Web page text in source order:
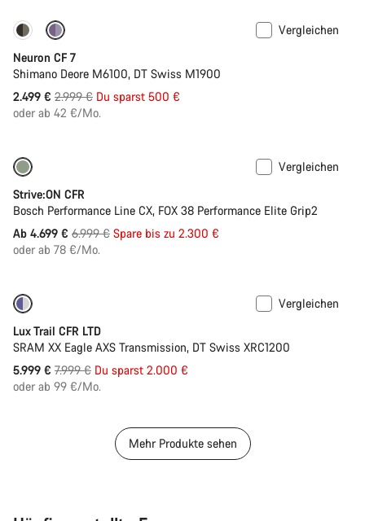
Nur verfügbar in L | XL
Vergleichen
Neuron CF 7
Shimano Deore M6100, DT Swiss M1900
2.499 € Ursprungspreis
2.999 € Du sparst 500 €
oder ab 42 €/Mo.
Vergleichen
Strive:ON CFR
Bosch Performance Line CX, FOX 38 Performance Elite Grip2
Ab 4.699 € Ursprungspreis
6.999 € Spare bis zu 2.300 €
oder ab 78 €/Mo.
Vergleichen
Lux Trail CFR LTD
SRAM XX Eagle AXS Transmission, DT Swiss XRC1200
5.999 € Ursprungspreis
7.999 € Du sparst 2.000 €
oder ab 99 €/Mo.
Mehr Produkte sehen